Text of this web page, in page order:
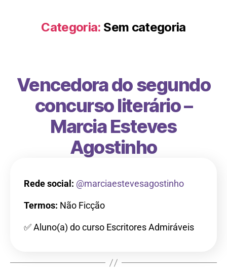
Categoria: Sem categoria
Vencedora do segundo
concurso literário –
Marcia Esteves
Agostinho
Rede social: @marciaestevesagostinho
Termos: Não Ficção
✅ Aluno(a) do curso Escritores Admiráveis